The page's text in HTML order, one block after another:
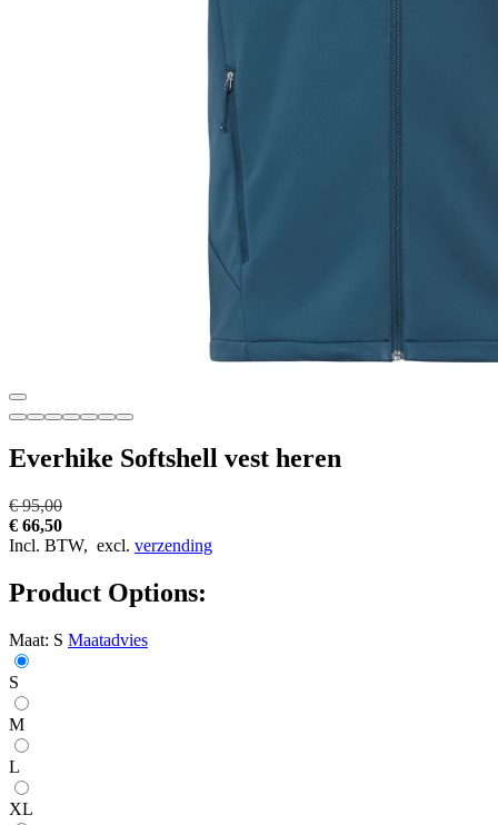
Everhike Softshell vest heren
€ 95,00
€ 66,50
Incl. BTW, excl. verzending
Product Options:
Maat: S Maatadvies
S
M
L
XL